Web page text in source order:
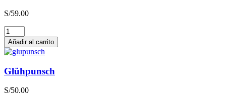
S/59.00
Relax
Zero
Chardonnay
cantidad
Añadir al carrito
Glühpunsch
S/50.00